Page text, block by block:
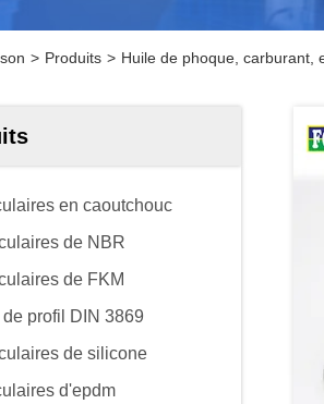
> Produits > Huile de phoque, carburant,
en caoutchouc
de NBR
de FKM
profil DIN 3869
de silicone
d'epdm